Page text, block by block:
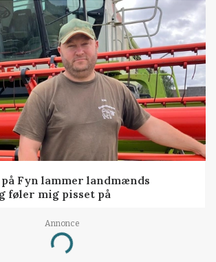
Fyn lammer landmænds
føler mig pisset på
Annonce